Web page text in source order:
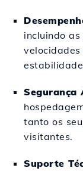
incluindo as
Segurança
tanto os
visitantes.
Suporte